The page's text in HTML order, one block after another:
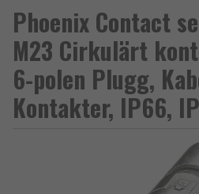
Phoenix Contact
M23 Cirkulärt
6-polen Plugg,
Kontakter, IP66,